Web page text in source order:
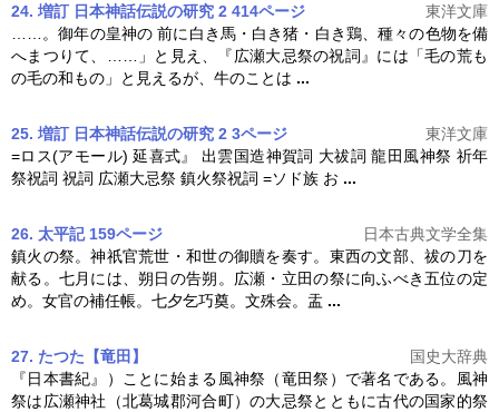
24. 増訂 日本神話伝説の研究 2 414ページ
東洋文庫
……。御年の皇神の 前に白き馬・白き猪・白き鶏、種々の色物を備
へまつりて、……」と見え、『広瀬大忌祭の祝詞』には「毛の荒も
の毛の和もの」と見えるが、牛のことは ...
25. 増訂 日本神話伝説の研究 2 3ページ
東洋文庫
=ロス(アモール) 延喜式』 出雲国造神賀詞 大祓詞 龍田風神祭 祈年
祭祝詞 祝詞 広瀬大忌祭 鎮火祭祝詞 =ソド族 お ...
26. 太平記 159ページ
日本古典文学全集
鎮火の祭。神祇官荒世・和世の御贖を奏す。東西の文部、祓の刀を
献る。七月には、朔日の告朔。広瀬・立田の祭に向ふべき五位の定
め。女官の補任帳。七夕乞巧奠。文殊会。盂 ...
27. たつた【竜田】
国史大辞典
『日本書紀』）ことに始まる風神祭（竜田祭）で著名である。風神
祭は広瀬神社（北葛城郡河合町）の大忌祭とともに古代の国家的祭